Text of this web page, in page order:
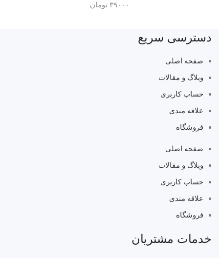
۳۹۰۰۰ تومان
دسترسی سریع
صفحه اصلی
وبلاگ و مقالات
حساب کاربری
علاقه مندی
فروشگاه
صفحه اصلی
وبلاگ و مقالات
حساب کاربری
علاقه مندی
فروشگاه
خدمات مشتریان